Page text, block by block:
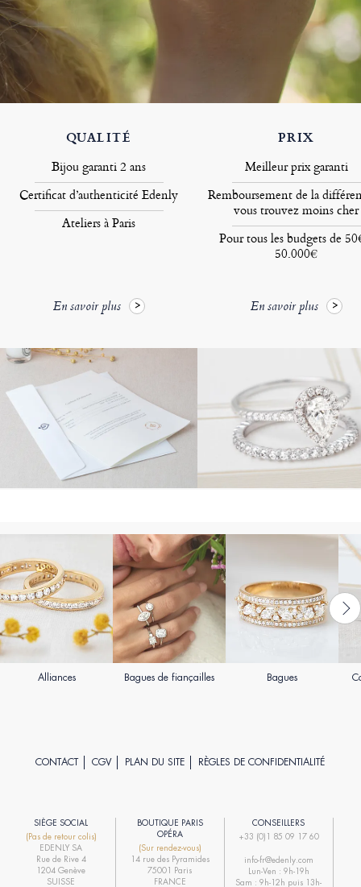
QUALITÉ
Bijou garanti 2 ans
Certificat d’authenticité Edenly
Ateliers à Paris
En savoir plus
PRIX
Meilleur prix garanti
Remboursement de la
vous trouvez moins cher
Pour tous les budgets de
50.000€
En savoir plus
Alliances Bagues de fiançailles Bagues
CONTACT CGV PLAN DU SITE RÈGLES DE CONFIDENTIALITÉ
SIÈGE SOCIAL
(Pas de retour colis)
EDENLY SA
Rue de Rive 4
1204 Genève
SUISSE
BOUTIQUE PARIS
OPÉRA
(Sur rendez-vous)
14 rue des Pyramides
75001 Paris
FRANCE
CONSEILLERS
+33 (0)1 85 09 17 60
info-fr@edenly.com
Lun-Ven : 9h-19h
Sam : 9h-12h puis 13h-